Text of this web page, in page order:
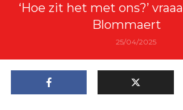
‘Hoe zit het met ons?’
Blommaert
25/04/2025